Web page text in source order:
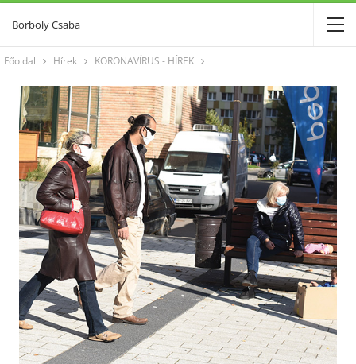
Borboly Csaba
Főoldal Hírek KORONAVÍRUS - HÍREK